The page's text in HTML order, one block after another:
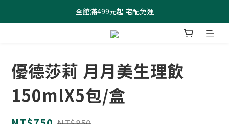
全館滿499元起 宅配免運
全館滿499元起 宅配免運
加入會員 $100元購物金現領現折
優德莎莉 月月美生理飲
150mlX5包/盒